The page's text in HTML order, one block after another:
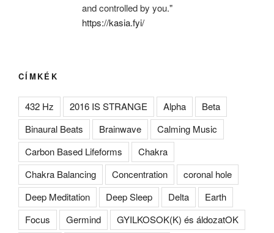
and controlled by you."
https://kasia.fyi/
CÍMKÉK
432 Hz 2016 IS STRANGE Alpha
Beta
Binaural Beats
Brainwave
Calming Music
Carbon Based Lifeforms
Chakra
Chakra Balancing
Concentration
coronal hole
Deep Meditation
Deep Sleep Delta
Earth
Focus
Germind GYILKOSOK(K) és áldozatOK